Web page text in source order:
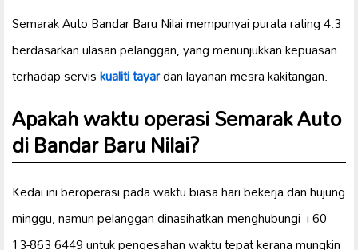
Semarak Auto Bandar Baru Nilai mempunyai purata rating 4.3
berdasarkan ulasan pelanggan, yang menunjukkan kepuasan
terhadap serviskualiti tayardan layanan mesra kakitangan.
Apakah waktu operasi Semarak Auto
di Bandar Baru Nilai?
Kedai ini beroperasi pada waktu biasa hari bekerja dan hujung
minggu, namun pelanggan dinasihatkan menghubungi +60
13-863 6449 untuk pengesahan waktu tepat kerana mungkin